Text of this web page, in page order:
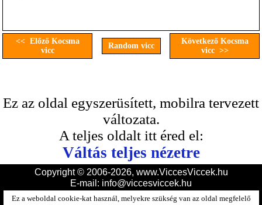
<< Előző Kocsma
vicc
Random vicc
Következő Kocsma
vicc >>
Ez az oldal egyszerüsített, mobilra tervezett
változata.
A teljes oldalt itt éred el:
Váltás teljes nézetre
Copyright © 2006-2026, www.ViccesViccek.hu
E-mail: info@viccesviccek.hu
Ez a weboldal cookie-kat használ, melyekre szükség van az oldal megfelelő